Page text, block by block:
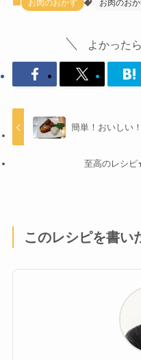
お肉のおかず お肉のお
よかった
簡単！おいしい
至高のレシピ
このレシピを書い